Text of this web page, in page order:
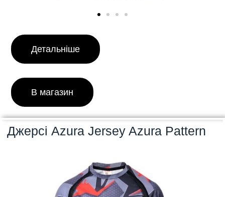
Детальніше
В магазин
Джерсі Azura Jersey Azura Pattern